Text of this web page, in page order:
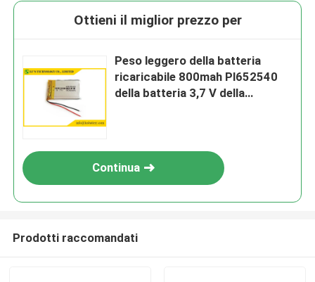
Ottieni il miglior prezzo per
Peso leggero della batteria
ricaricabile 800mah Pl652540
della batteria 3,7 V della
Continua
Prodotti raccomandati